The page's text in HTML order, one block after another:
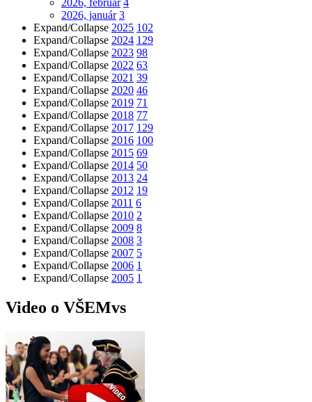
2026, február 4
2026, január 3
Expand/Collapse 2025 102
Expand/Collapse 2024 129
Expand/Collapse 2023 98
Expand/Collapse 2022 63
Expand/Collapse 2021 39
Expand/Collapse 2020 46
Expand/Collapse 2019 71
Expand/Collapse 2018 77
Expand/Collapse 2017 129
Expand/Collapse 2016 100
Expand/Collapse 2015 69
Expand/Collapse 2014 50
Expand/Collapse 2013 24
Expand/Collapse 2012 19
Expand/Collapse 2011 6
Expand/Collapse 2010 2
Expand/Collapse 2009 8
Expand/Collapse 2008 3
Expand/Collapse 2007 5
Expand/Collapse 2006 1
Expand/Collapse 2005 1
Video o VŠEMvs